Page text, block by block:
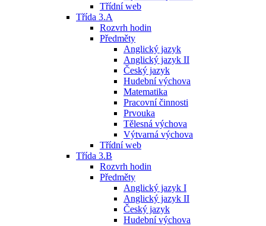
Třídní web
Třída 3.A
Rozvrh hodin
Předměty
Anglický jazyk
Anglický jazyk II
Český jazyk
Hudební výchova
Matematika
Pracovní činnosti
Prvouka
Tělesná výchova
Výtvarná výchova
Třídní web
Třída 3.B
Rozvrh hodin
Předměty
Anglický jazyk I
Anglický jazyk II
Český jazyk
Hudební výchova